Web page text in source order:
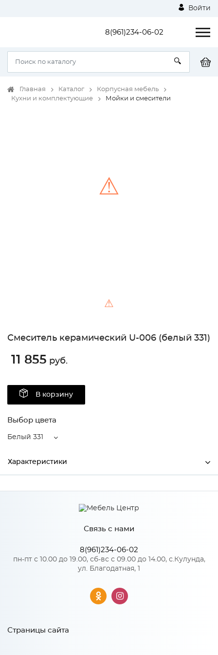
Войти
8(961)234-06-02
Главная Каталог
Корпусная мебель
Кухни и комплектующие
Мойки и смесители
⚠
⚠
Смеситель керамический U-006 (белый 331)
11 855 руб.
В корзину
Выбор цвета
Белый 331
Характеристики
Высота 365
Торговый дом "Улгран"
Белый 331
Латунь
Связь с нами
8(961)234-06-02
пн-пт с 10.00 до 19.00, сб-вс с 09.00 до 14.00, с.Кулунда,
ул. Благодатная, 1
Страницы сайта